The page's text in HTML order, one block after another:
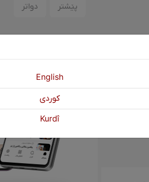
پێشتر دواتر
English
كوردی
Kurdî